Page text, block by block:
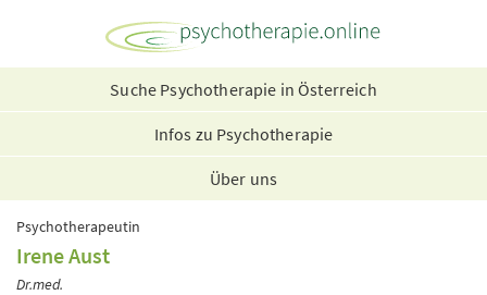
Suche Psychotherapie in Österreich
Infos zu Psychotherapie
Über uns
Psychotherapeutin
Irene Aust
Dr.med.